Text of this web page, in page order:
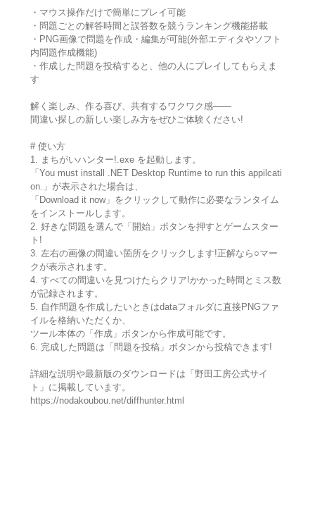
・マウス操作だけで簡単にプレイ可能
・問題ごとの解答時間と誤答数を競うランキング機能搭載
・PNG画像で問題を作成・編集が可能(外部エディタやソフト
内問題作成機能)
・作成した問題を投稿すると、他の人にプレイしてもらえま
す
解く楽しみ、作る喜び、共有するワクワク感――
間違い探しの新しい楽しみ方をぜひご体験ください!
# 使い方
1. まちがいハンター!.exe を起動します。
「You must install .NET Desktop Runtime to run this appilcati
on.」が表示された場合は、
「Download it now」をクリックして動作に必要なランタイム
をインストールします。
2. 好きな問題を選んで「開始」ボタンを押すとゲームスター
ト!
3. 左右の画像の間違い箇所をクリックします!正解なら○マー
クが表示されます。
4. すべての間違いを見つけたらクリア!かかった時間とミス数
が記録されます。
5. 自作問題を作成したいときはdataフォルダに直接PNGファ
イルを格納いただくか、
ツール本体の「作成」ボタンから作成可能です。
6. 完成した問題は「問題を投稿」ボタンから投稿できます!
詳細な説明や最新版のダウンロードは「野田工房公式サイ
ト」に掲載しています。
https://nodakoubou.net/diffhunter.html